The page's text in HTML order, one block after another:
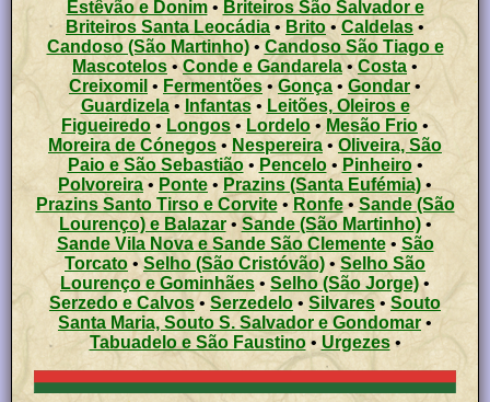
Estêvão e Donim • Briteiros São Salvador e
Briteiros Santa Leocádia • Brito •Caldelas•
Candoso (São Martinho) •Candoso São Tiago e
Mascotelos •Conde e Gandarela•Costa •
Creixomil • Fermentões • Gonça • Gondar •
Guardizela• Infantas•Leitões, Oleiros e
Figueiredo • Longos • Lordelo • Mesão Frio •
Moreira de Cónegos • Nespereira •Oliveira, São
Paio e São Sebastião• Pencelo• Pinheiro•
Polvoreira • Ponte • Prazins (Santa Eufémia) •
Prazins Santo Tirso e Corvite• Ronfe•Sande (São
Lourenço) e Balazar• Sande (São Martinho)•
Sande Vila Nova e Sande São Clemente• São
Torcato •Selho (São Cristóvão) • Selho São
Lourenço e Gominhães • Selho (São Jorge)•
Serzedo e Calvos• Serzedelo • Silvares •Souto
Santa Maria, Souto S. Salvador e Gondomar •
Tabuadelo e São Faustino• Urgezes•